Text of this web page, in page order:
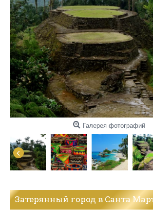
Галерея фотографий
Затерянный город в Санта